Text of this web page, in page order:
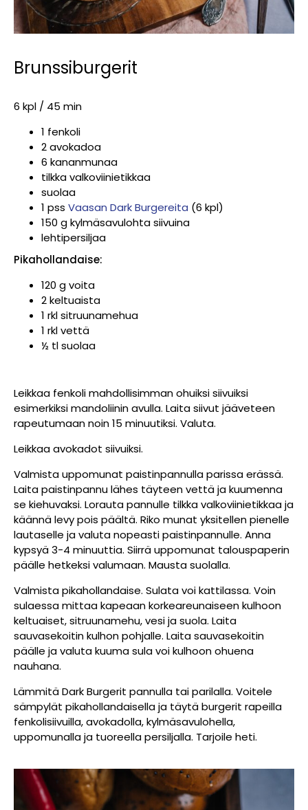
Brunssiburgerit
6 kpl / 45 min
1 fenkoli
2 avokadoa
6 kananmunaa
tilkka valkoviinietikkaa
suolaa
1 pss Vaasan Dark Burgereita (6 kpl)
150 g kylmäsavulohta siivuina
lehtipersiljaa
Pikahollandaise:
120 g voita
2 keltuaista
1 rkl sitruunamehua
1 rkl vettä
½ tl suolaa
Leikkaa fenkoli mahdollisimman ohuiksi siivuiksi
esimerkiksi mandoliinin avulla. Laita siivut jääveteen
rapeutumaan noin 15 minuutiksi. Valuta.
Leikkaa avokadot siivuiksi.
Valmista uppomunat paistinpannulla parissa erässä.
Laita paistinpannu lähes täyteen vettä ja kuumenna
se kiehuvaksi. Lorauta pannulle tilkka valkoviinietikkaa ja
käännä levy pois päältä. Riko munat yksitellen pienelle
lautaselle ja valuta nopeasti paistinpannulle. Anna
kypsyä 3-4 minuuttia. Siirrä uppomunat talouspaperin
päälle hetkeksi valumaan. Mausta suolalla.
Valmista pikahollandaise. Sulata voi kattilassa. Voin
sulaessa mittaa kapeaan korkeareunaiseen kulhoon
keltuaiset, sitruunamehu, vesi ja suola. Laita
sauvasekoitin kulhon pohjalle. Laita sauvasekoitin
päälle ja valuta kuuma sula voi kulhoon ohuena
nauhana.
Lämmitä Dark Burgerit pannulla tai parilalla. Voitele
sämpylät pikahollandaisella ja täytä burgerit rapeilla
fenkolisiivuilla, avokadolla, kylmäsavulohella,
uppomunalla ja tuoreella persiljalla. Tarjoile heti.